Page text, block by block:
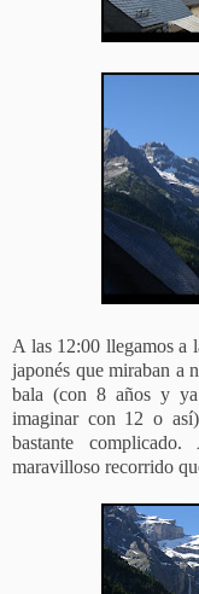
A las 12:00 llegamos a
japonés que miraban a
bala (con 8 años y
imaginar con 12 o
bastante
maravilloso recorrido